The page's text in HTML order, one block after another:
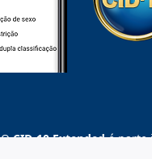
OCID-10 Extendedé parte